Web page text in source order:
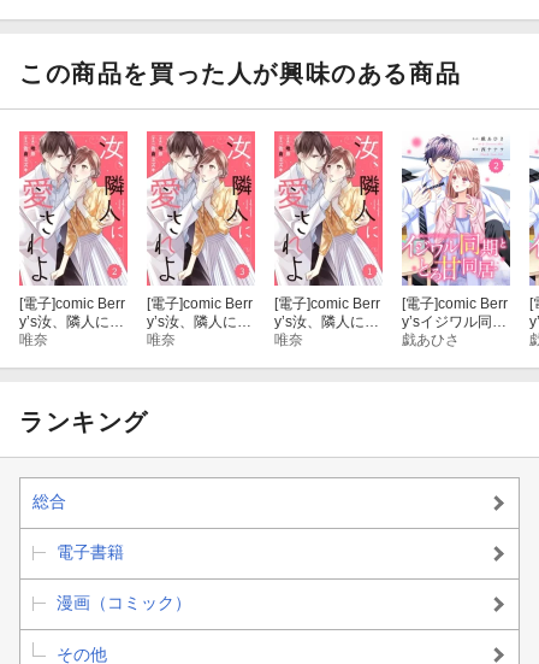
楽しい人生の滑
り方〜 ： 1【電
この商品を買った人が興味のある商品
[電子]comic Berr
y’s汝、隣人に愛
されよ2巻
唯奈
[電子]comic Berr
y’s汝、隣人に愛
されよ3巻
唯奈
[電子]comic Berr
y’s汝、隣人に愛
されよ1巻
唯奈
[電子]comic Berr
y’sイジワル同期
ととろ甘同居2
戯あひさ
[
ランキング
総合
電子書籍
漫画（コミック）
その他